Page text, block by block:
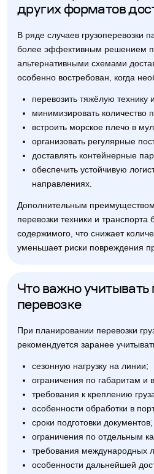
других форматов
В ряде случаев грузоперевозки
более эффективным решением
альтернативными схемами
особенно востребован, когда
перевозить тяжёлую технику
минимизировать количество
встроить морское плечо в
организовать регулярные
доставлять контейнерные
обеспечить устойчивую
направлениях.
Дополнительным
перевозки техники и транспорта
содержимого, что снижает
уменьшает риски повреждения
Что важно
перевозке
При планировании перевозки
рекомендуется заранее
сезонную нагрузку на линии;
ограничения по габаритам и
требования к креплению
особенности обработки в
сроки подготовки документов;
ограничения по отдельным
требования международных
особенности дальнейшей